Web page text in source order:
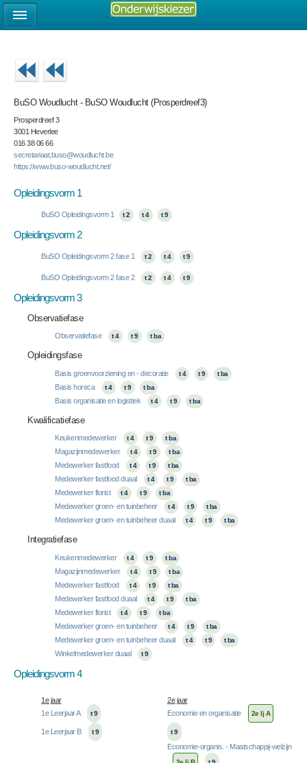
BuSO Woudlucht - BuSO Woudlucht (Prosperdreef3)
Prosperdreef 3
3001 Heverlee
016 38 06 66
secretariaat.buso@woudlucht.be
https://www.buso-woudlucht.net/
Opleidingsvorm 1
BuSO Opleidingsvorm 1 t 2 t 4 t 9
Opleidingsvorm 2
BuSO Opleidingsvorm 2 fase 1 t 2 t 4 t 9
BuSO Opleidingsvorm 2 fase 2 t 2 t 4 t 9
Opleidingsvorm 3
Observatiefase
Observatiefase t 4 t 9 t ba
Opleidingsfase
Basis groenvoorziening en - decoratie t 4 t 9 t ba
Basis horeca t 4 t 9 t ba
Basis organisatie en logistiek t 4 t 9 t ba
Kwalificatiefase
Keukenmedewerker t 4 t 9 t ba
Magazijnmedewerker t 4 t 9 t ba
Medewerker fastfood t 4 t 9 t ba
Medewerker fastfood duaal t 4 t 9 t ba
Medewerker florist t 4 t 9 t ba
Medewerker groen- en tuinbeheer t 4 t 9 t ba
Medewerker groen- en tuinbeheer duaal t 4 t 9 t ba
Integratiefase
Keukenmedewerker t 4 t 9 t ba
Magazijnmedewerker t 4 t 9 t ba
Medewerker fastfood t 4 t 9 t ba
Medewerker fastfood duaal t 4 t 9 t ba
Medewerker florist t 4 t 9 t ba
Medewerker groen- en tuinbeheer t 4 t 9 t ba
Medewerker groen- en tuinbeheer duaal t 4 t 9 t ba
Winkelmedewerker duaal t 9
Opleidingsvorm 4
1e jaar
2e jaar
1e Leerjaar A
t 9
1e Leerjaar B t 9
Economie en organisatie 2e lj A
t 9
Economie-organis. - Maatschappij-welzijn